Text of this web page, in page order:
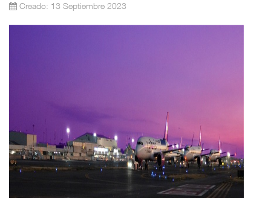
Creado: 13 Septiembre 2023